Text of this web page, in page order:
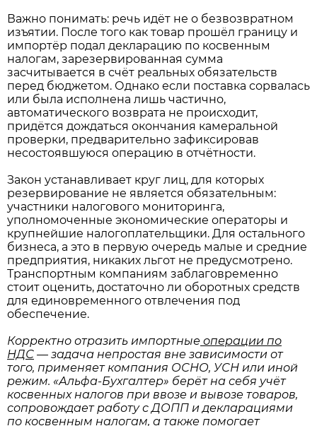
Важно понимать: речь идёт не о безвозвратном
изъятии. После того как товар прошёл границу и
импортёр подал декларацию по косвенным
налогам, зарезервированная сумма
засчитывается в счёт реальных обязательств
перед бюджетом. Однако если поставка сорвалась
или была исполнена лишь частично,
автоматического возврата не происходит,
придётся дождаться окончания камеральной
проверки, предварительно зафиксировав
несостоявшуюся операцию в отчётности.
Закон устанавливает круг лиц, для которых
резервирование не является обязательным:
участники налогового мониторинга,
уполномоченные экономические операторы и
крупнейшие налогоплательщики. Для остального
бизнеса, а это в первую очередь малые и средние
предприятия, никаких льгот не предусмотрено.
Транспортным компаниям заблаговременно
стоит оценить, достаточно ли оборотных средств
для единовременного отвлечения под
обеспечение.
Корректно отразить импортные операции по
НДС — задача непростая вне зависимости от
того, применяет компания ОСНО, УСН или иной
режим. «Альфа-Бухгалтер» берёт на себя учёт
косвенных налогов при ввозе и вывозе товаров,
сопровождает работу с ДОПП и декларациями
по косвенным налогам, а также помогает